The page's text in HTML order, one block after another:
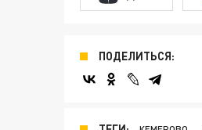
ПОДЕЛИТЬСЯ: